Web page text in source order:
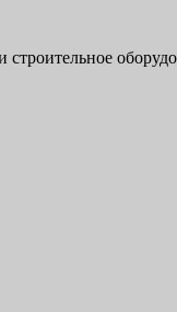
строительное